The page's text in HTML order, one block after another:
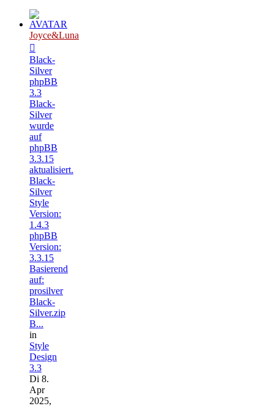
Joyce&Luna
Black-
Silver
phpBB
3.3
Black-
Silver
wurde
auf
phpBB
3.3.15
aktualisiert.
Black-
Silver
Style
Version:
1.4.3
phpBB
Version:
3.3.15
Basierend
auf:
prosilver
Black-
Silver.zip
B...
in
Style
Design
3.3
Di 8.
Apr
2025,